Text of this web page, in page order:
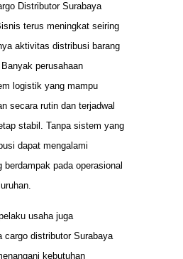
Distributor Surabaya
terus meningkat seiring
aktivitas distribusi barang
perusahaan
logistik yang mampu
secara rutin dan terjadwal
stabil. Tanpa sistem yang
dapat mengalami
berdampak pada operasional
usaha juga
cargo distributor Surabaya
kebutuhan